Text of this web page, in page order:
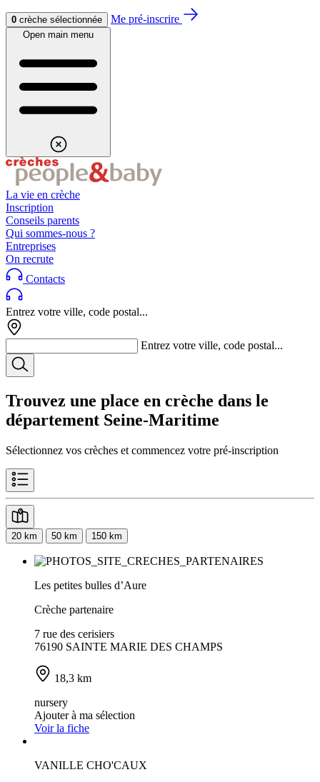
Aller au contenuAller au footer
0 crèche sélectionnée Me pré-inscrire
Open main menu
La vie en crèche
Inscription
Conseils parents
Qui sommes-nous ?
Entreprises
On recrute
Contacts
Entrez votre ville, code postal...
Entrez votre ville, code postal...
Trouvez une place en crèche dans le
département Seine-Maritime
Sélectionnez vos crèches et commencez votre pré-inscription
20 km 50 km 150 km
Les petites bulles d’Aure
Crèche partenaire
7 rue des cerisiers
76190 SAINTE MARIE DES CHAMPS
18,3 km
nursery
Ajouter à ma sélection
Voir la fiche
VANILLE CHO'CAUX